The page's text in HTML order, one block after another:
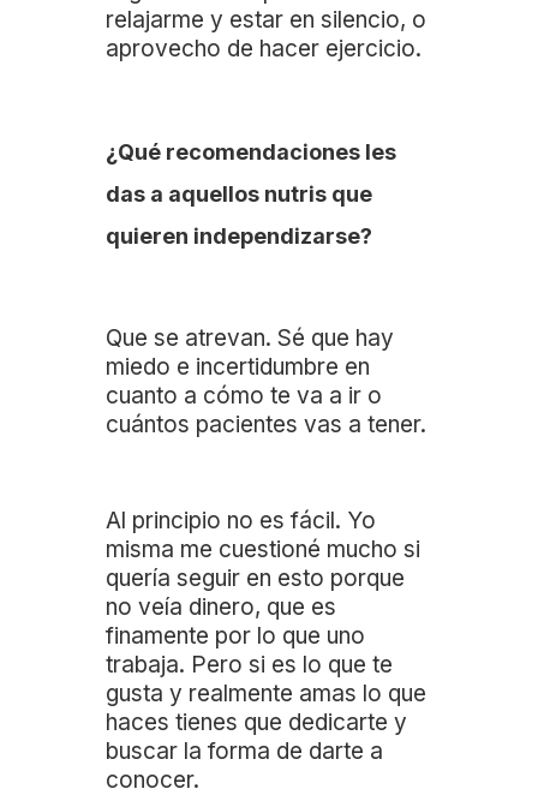
relajarme y estar en silencio, o
aprovecho de hacer ejercicio.
¿Qué recomendaciones les
das a aquellos nutris que
quieren independizarse?
Que se atrevan. Sé que hay
miedo e incertidumbre en
cuanto a cómo te va a ir o
cuántos pacientes vas a tener.
Al principio no es fácil. Yo
misma me cuestioné mucho si
quería seguir en esto porque
no veía dinero, que es
finamente por lo que uno
trabaja. Pero si es lo que te
gusta y realmente amas lo que
haces tienes que dedicarte y
buscar la forma de darte a
conocer.